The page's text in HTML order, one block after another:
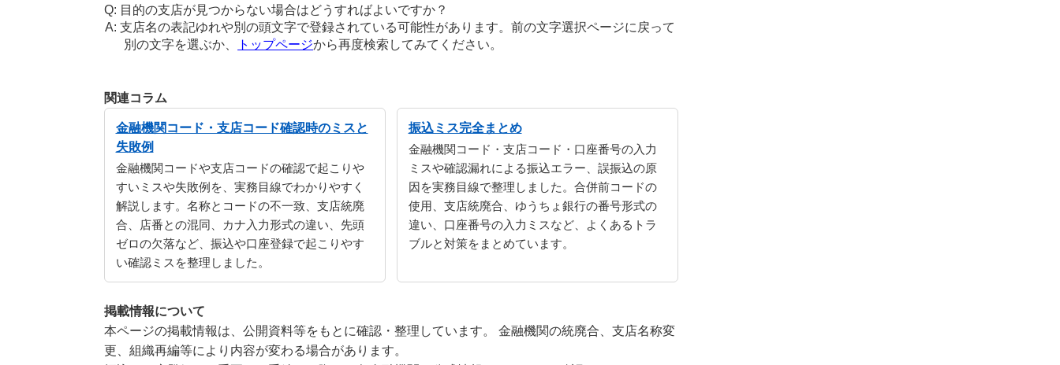
目的の支店が見つからない場合はどうすればよいですか？
支店名の表記ゆれや別の頭文字で登録されている可能性があります。前の文字選択ページに戻って
別の文字を選ぶか、
トップページから再度検索してみてください。
関連コラム
金融機関コード・支店コード確認時のミスと
失敗例
金融機関コードや支店コードの確認で起こりや
すいミスや失敗例を、実務目線でわかりやすく
解説します。名称とコードの不一致、支店統廃
合、店番との混同、カナ入力形式の違い、先頭
ゼロの欠落など、振込や口座登録で起こりやす
い確認ミスを整理しました。
振込ミス完全まとめ
金融機関コード・支店コード・口座番号の入力
ミスや確認漏れによる振込エラー、誤振込の原
因を実務目線で整理しました。合併前コードの
使用、支店統廃合、ゆうちょ銀行の番号形式の
違い、口座番号の入力ミスなど、よくあるトラ
ブルと対策をまとめています。
掲載情報について
本ページの掲載情報は、公開資料等をもとに確認・整理しています。 金融機関の統廃合、支店名称変
更、組織再編等により内容が変わる場合があります。